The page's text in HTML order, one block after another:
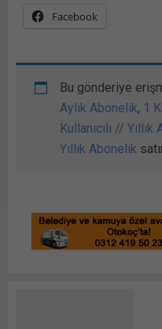
Facebook
Bu gönderiye
Aylık Abonelik, 1
Kullanıcılı //
Yıllık Abonelik